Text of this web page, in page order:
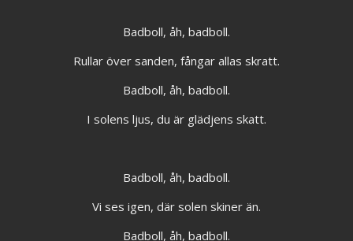
Badboll, åh, badboll.
Rullar över sanden, fångar allas skratt.
Badboll, åh, badboll.
I solens ljus, du är glädjens skatt.
Badboll, åh, badboll.
Vi ses igen, där solen skiner än.
Badboll, åh, badboll.